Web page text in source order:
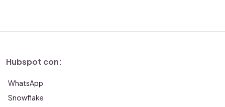
Hubspot con:
WhatsApp
Snowflake